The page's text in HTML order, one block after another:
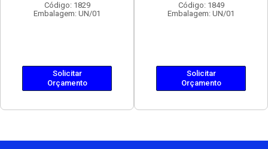
Código: 1829
Embalagem: UN/01
Solicitar
Orçamento
Código: 1849
Embalagem: UN/01
Solicitar
Orçamento